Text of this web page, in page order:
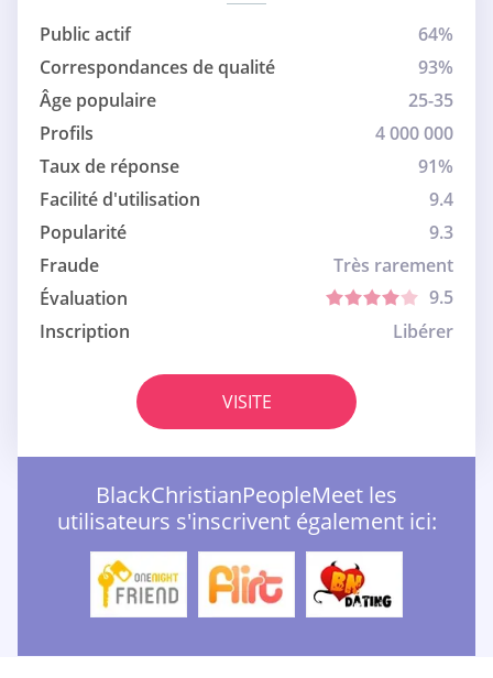
Public actif
64%
Correspondances de qualité
93%
Âge populaire
25-35
Profils
4 000 000
Taux de réponse
91%
Facilité d'utilisation
9.4
Popularité
9.3
Fraude
Très rarement
Évaluation
9.5
Inscription
Libérer
VISITE
BlackChristianPeopleMeet les
utilisateurs s'inscrivent également ici: